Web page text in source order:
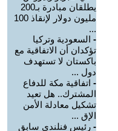
يطلقان مبادرة بـ200
مليون دولار لإنقاذ 100
...
- السعودية وتركيا
تؤكدان أن الاتفاقية مع
باكستان لا تستهدف
دول ...
- اتفاقية مكة للدفاع
المشترك.. هل تعيد
تشكيل معادلة الأمن
الإق ...
- رئيس فنلندي سابق